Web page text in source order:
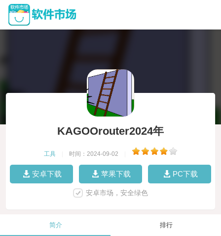
KAGOOrouter2024年
工具 时间：2024-09-02
安卓下载 苹果下载 PC下载
安卓市场，安全绿色
简介 排行